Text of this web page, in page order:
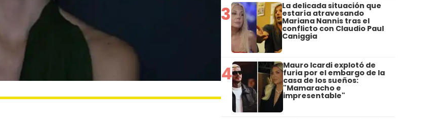
3 La delicada situación que
estaría atravesando
Mariana Nannis tras el
conflicto con Claudio Paul
Caniggia
4 Mauro Icardi explotó de
furia por el embargo de la
casa de los sueños:
"Mamaracho e
impresentable"